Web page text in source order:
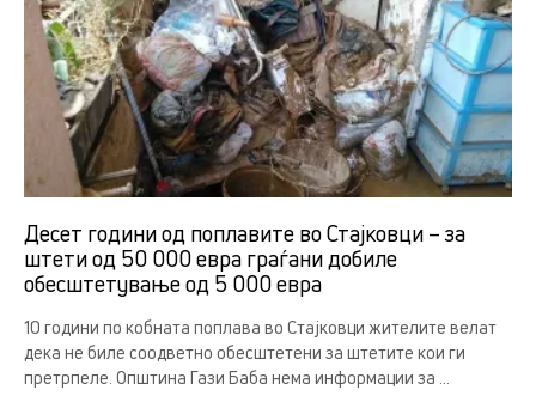
Десет години од поплавите во Стајковци – за
штети од 50 000 евра граѓани добиле
обесштетување од 5 000 евра
10 години по кобната поплава во Стајковци жителите велат
дека не биле соодветно обесштетени за штетите кои ги
претрпеле. Општина Гази Баба нема информации за ...